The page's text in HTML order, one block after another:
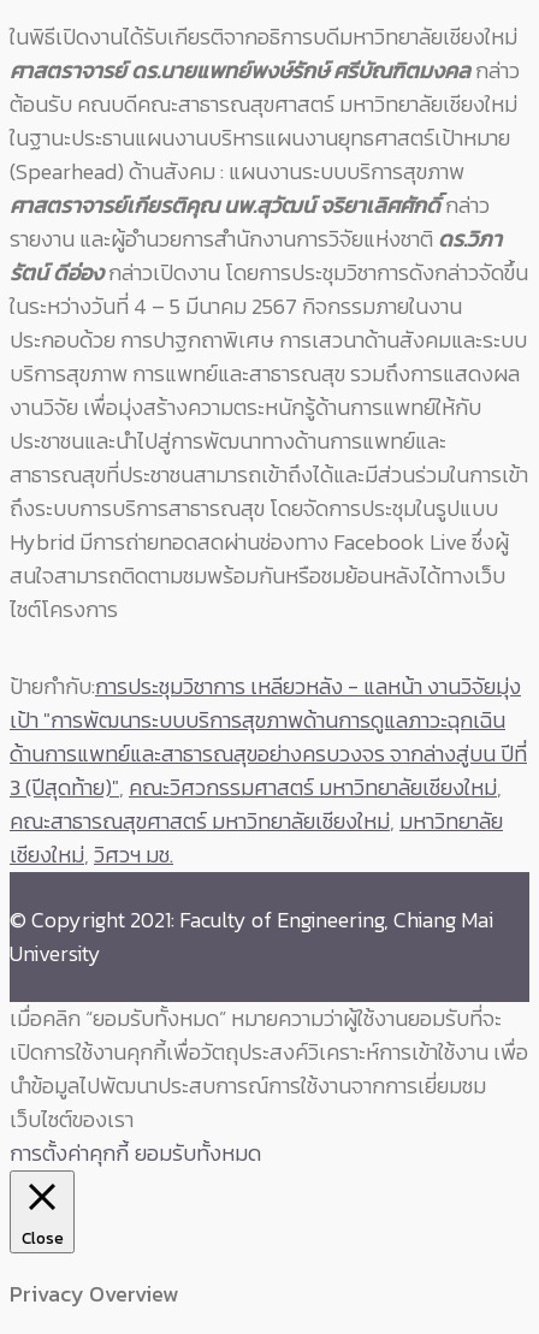
ในพิธีเปิดงานได้รับเกียรติจากอธิการบดีมหาวิทยาลัยเชียงใหม่
ศาสตราจารย์ ดร.นายแพทย์พงษ์รักษ์ ศรีบัณฑิตมงคลกล่าว
ต้อนรับ คณบดีคณะสาธารณสุขศาสตร์ มหาวิทยาลัยเชียงใหม่
ในฐานะประธานแผนงานบริหารแผนงานยุทธศาสตร์เป้าหมาย
(Spearhead) ด้านสังคม : แผนงานระบบบริการสุขภาพ
ศาสตราจารย์เกียรติคุณ นพ.สุวัฒน์ จริยาเลิศศักดิ์กล่าว
รายงาน และผู้อำนวยการสำนักงานการวิจัยแห่งชาติ ดร.วิภา
รัตน์ ดีอ่องกล่าวเปิดงาน โดยการประชุมวิชาการดังกล่าวจัดขึ้น
ในระหว่างวันที่ 4 – 5 มีนาคม 2567 กิจกรรมภายในงาน
ประกอบด้วย การปาฐกถาพิเศษ การเสวนาด้านสังคมและระบบ
บริการสุขภาพ การแพทย์และสาธารณสุข รวมถึงการแสดงผล
งานวิจัย เพื่อมุ่งสร้างความตระหนักรู้ด้านการแพทย์ให้กับ
ประชาชนและนำไปสู่การพัฒนาทางด้านการแพทย์และ
สาธารณสุขที่ประชาชนสามารถเข้าถึงได้และมีส่วนร่วมในการเข้า
ถึงระบบการบริการสาธารณสุข โดยจัดการประชุมในรูปแบบ
Hybrid มีการถ่ายทอดสดผ่านช่องทาง Facebook Live ซึ่งผู้
สนใจสามารถติดตามชมพร้อมกันหรือชมย้อนหลังได้ทางเว็บ
ไชต์โครงการ
ป้ายกำกับ:การประชุมวิชาการ เหลียวหลัง - แลหน้า งานวิจัยมุ่ง
เป้า "การพัฒนาระบบบริการสุขภาพด้านการดูแลภาวะฉุกเฉิน
ด้านการแพทย์และสาธารณสุขอย่างครบวงจร จากล่างสู่บน ปีที่
3 (ปีสุดท้าย)", คณะวิศวกรรมศาสตร์ มหาวิทยาลัยเชียงใหม่,
คณะสาธารณสุขศาสตร์ มหาวิทยาลัยเชียงใหม่, มหาวิทยาลัย
เชียงใหม่,วิศวฯ มช.
© Copyright 2021: Faculty of Engineering, Chiang Mai
University
เมื่อคลิก “ยอมรับทั้งหมด” หมายความว่าผู้ใช้งานยอมรับที่จะ
เปิดการใช้งานคุกกี้เพื่อวัตถุประสงค์วิเคราะห์การเข้าใช้งาน เพื่อ
นำข้อมูลไปพัฒนาประสบการณ์การใช้งานจากการเยี่ยมชม
เว็บไซต์ของเรา
การตั้งค่าคุกกี้ยอมรับทั้งหมด
Close
Privacy Overview